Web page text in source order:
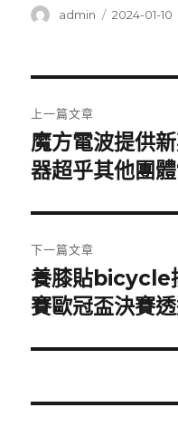
作
admin
發
2024-01-10
章
導
覽
上一篇文章
上
一
文
章:
魔方電波提供
器超乎其他團
下一篇文章
下
一
文
養膝貼bicycle
賽歐冠盃決賽